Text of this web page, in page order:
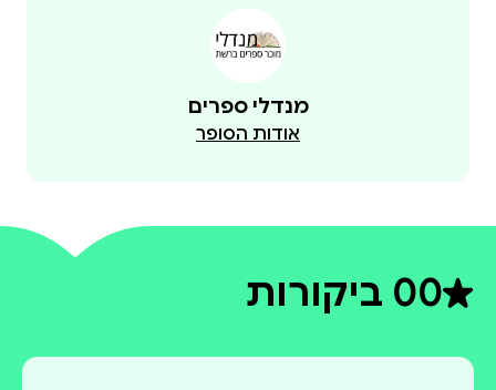
מנדלי ספרים
אודות הסופר
0דירוג ממוצע 0 מתוך 5
0 ביקורות